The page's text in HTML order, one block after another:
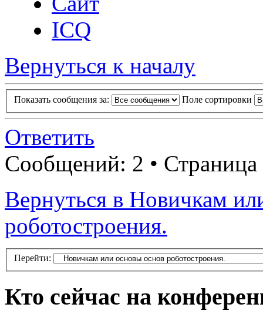
ICQ
Вернуться к началу
Показать сообщения за: Поле сортировки
Ответить
Сообщений: 2 • Страница
Вернуться в Новичкам
роботостроения.
Перейти:
Кто сейчас на